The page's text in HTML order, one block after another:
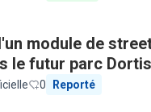
module de
le futur parc Dortis
0 Reporté